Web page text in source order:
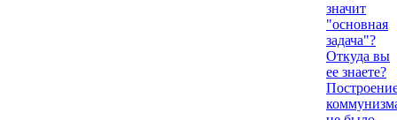
значит
"основная
задача"?
Откуда вы
ее знаете?